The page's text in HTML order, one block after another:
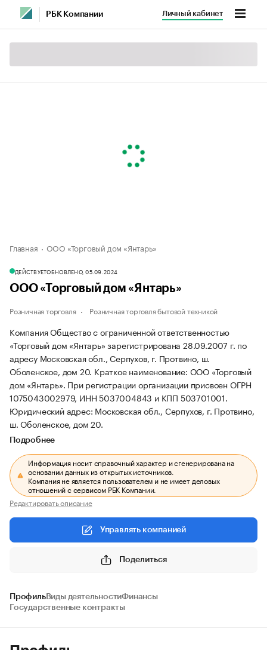
РБК Компании Личный кабинет
Главная ООО «Торговый дом «Янтарь»
ДЕЙСТВУЕТОБНОВЛЕНО, 05.09.2024
ООО «Торговый дом «Янтарь»
Розничная торговля Розничная торговля бытовой техникой
Компания Общество с ограниченной ответственностью
«Торговый дом «Янтарь» зарегистрирована 28.09.2007 г. по
адресу Московская обл., Серпухов, г. Протвино, ш.
Оболенское, дом 20. Краткое наименование: ООО «Торговый
дом «Янтарь». При регистрации организации присвоен ОГРН
1075043002979, ИНН 5037004843 и КПП 503701001.
Юридический адрес: Московская обл., Серпухов, г. Протвино,
ш. Оболенское, дом 20.
Подробнее
Информация носит справочный характер и сгенерирована на
основании данных из открытых источников.
Компания не является пользователем и не имеет деловых
отношений с сервисом РБК Компании.
Редактировать описание
Управлять компанией
Поделиться
ПрофильВиды деятельностиФинансы
Государственные контракты